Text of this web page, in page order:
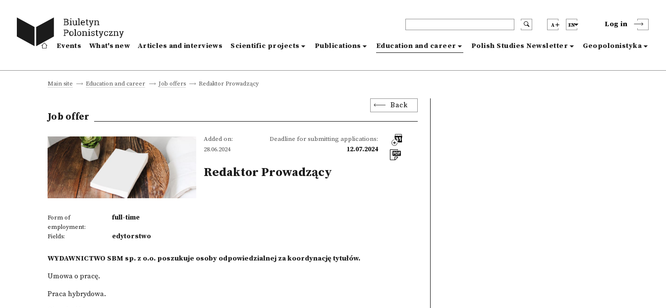
A EN Log in
Events What's new Articles and interviews Scientific projects Publications Education and career Polish Studies Newsletter Geopolonistyka
Main site Education and career Job offers Redaktor Prowadzący
Back
Job offer
Added on:
28.06.2024
Deadline for submitting applications:
12.07.2024
Redaktor Prowadzący
Form of
employment:
full-time
Fields: edytorstwo
WYDAWNICTWO SBM sp. z o.o. poszukuje osoby odpowiedzialnej za koordynację tytułów.
Umowa o pracę.
Praca hybrydowa.